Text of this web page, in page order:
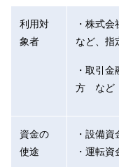
利用対
象者
・株式
など、指
・取引
方 など
資金の
使途
・設備資
・運転資